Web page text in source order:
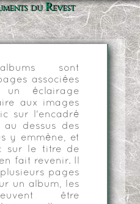
du Revest
sont
associées
éclairage
aux images
sur l'encadré
dessus des
y emmène, et
sur le titre de
fait revenir. Il
pages
un album, les
être